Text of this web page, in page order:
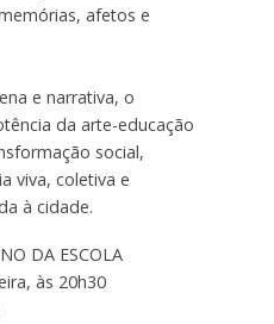
afetos e
e narrativa, o
da arte-educação
social,
viva, coletiva e
à cidade.
DA ESCOLA
às 20h30